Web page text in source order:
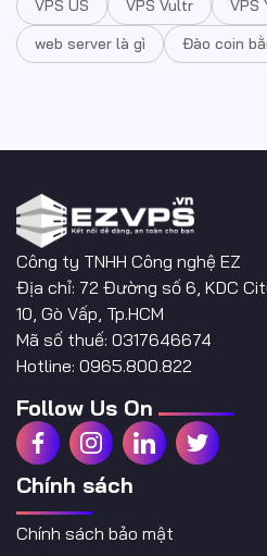
VPS US
VPS Vultr
VPS
web server là gì
Đào coin
Công ty TNHH Công nghệ EZ
Địa chỉ: 72 Đường số 6, KDC
10, Gò Vấp, Tp.HCM
Mã số thuế: 0317646674
Hotline: 0965.800.822
Follow Us On
Chính sách
Chính sách bảo mật